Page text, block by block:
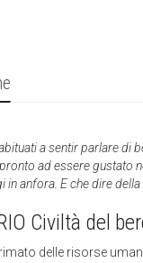
a sentir parlare di
ad essere gustato
in anfora. E che dire
Civiltà del
delle risorse